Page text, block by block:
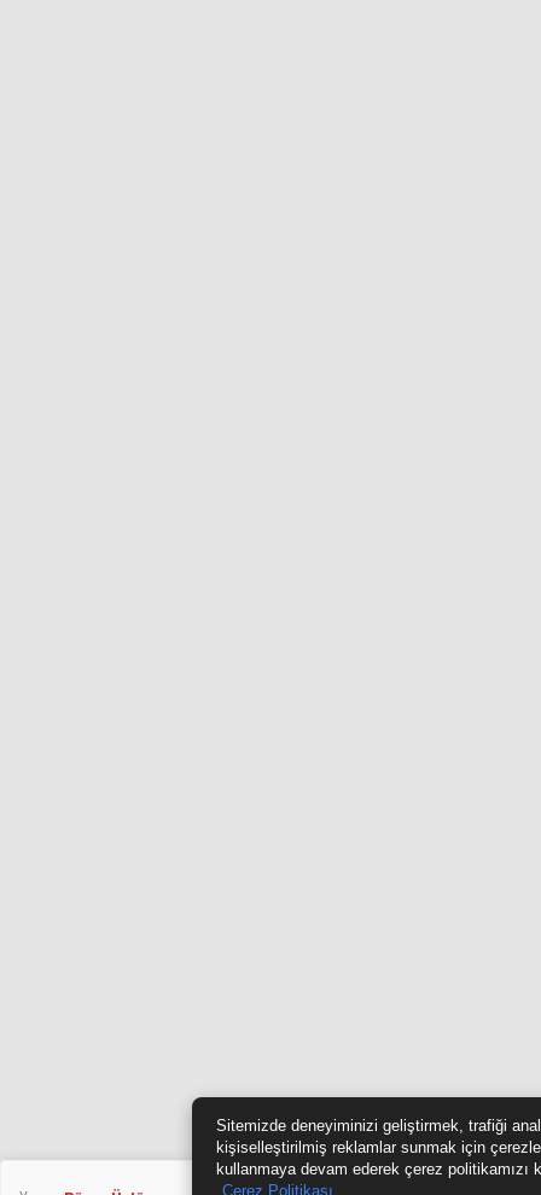
Sitemizde deneyiminizi geliştirmek, trafiği
kişiselleştirilmiş reklamlar sunmak için
kullanmaya devam ederek çerez politikamızı
Çerez Politikası